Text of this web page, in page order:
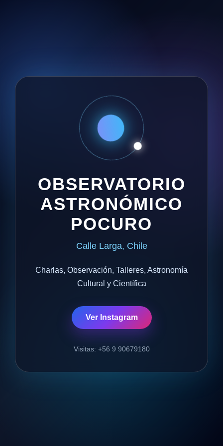
OBSERVATORIO
ASTRONÓMICO
POCURO
Calle Larga, Chile
Charlas, Observación, Talleres, Astronomía
Cultural y Científica
Ver Instagram
Visitas: +56 9 90679180